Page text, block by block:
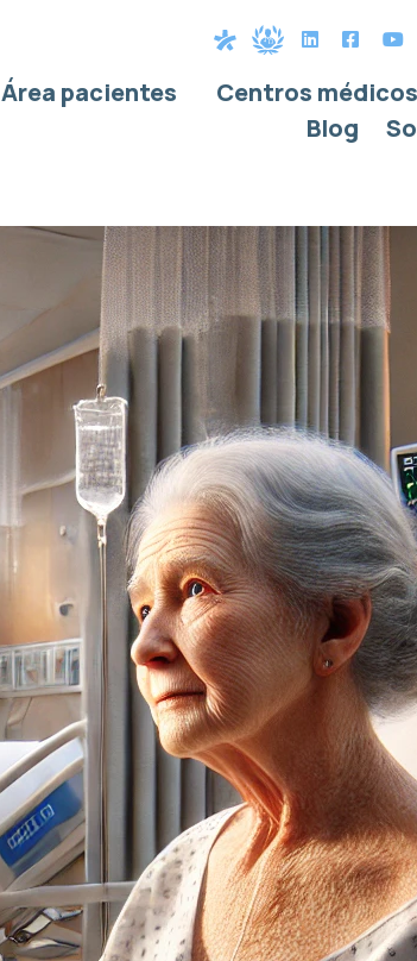
Área pacientes Centros médicos
Blog